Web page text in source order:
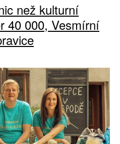
než kulturní
40 000, Vesmírní